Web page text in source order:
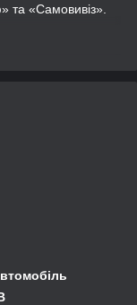
«Самовивіз».